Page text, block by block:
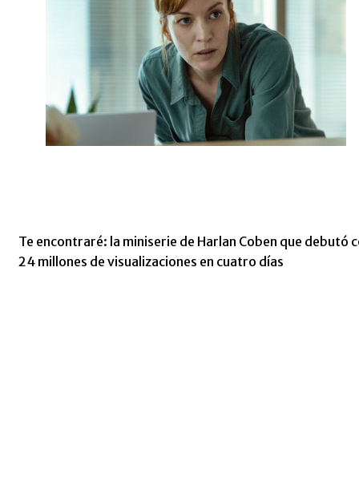
Te encontraré: la miniserie de Harlan Coben que debutó
24 millones de visualizaciones en cuatro días